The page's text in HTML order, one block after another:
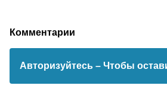
Комментарии
Авторизуйтесь – Чтобы